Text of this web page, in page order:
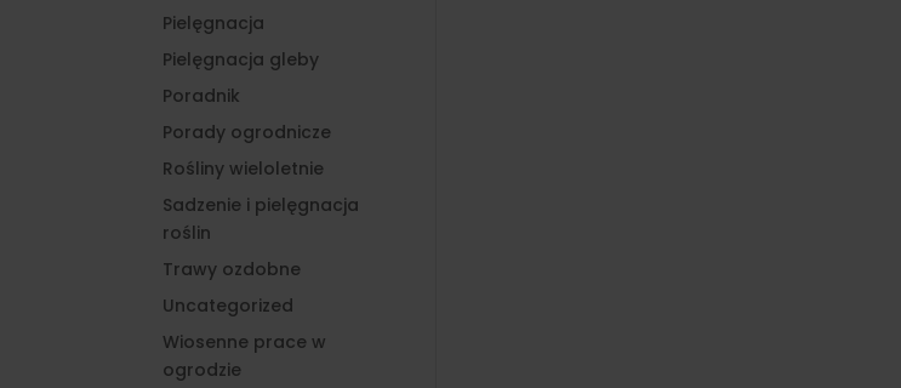
Pielęgnacja
Pielęgnacja gleby
Poradnik
Porady ogrodnicze
Rośliny wieloletnie
Sadzenie i pielęgnacja
roślin
Trawy ozdobne
Uncategorized
Wiosenne prace w
ogrodzie